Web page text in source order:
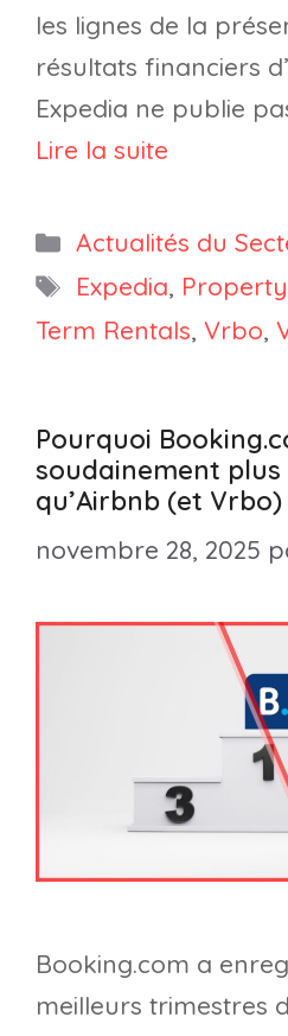
les lignes de la
résultats financiers
Expedia ne publie
Lire la suite
Catégories
Actualités du
Étiquettes
Expedia,
Term Rentals, Vrbo,
Pourquoi
soudainement
qu’Airbnb (et Vrbo)
novembre 28, 2025
Booking.com a
meilleurs trimestres